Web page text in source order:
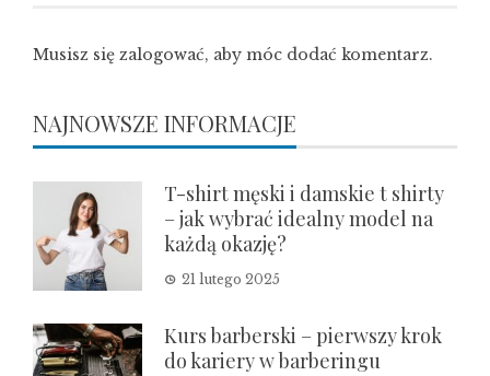
Musisz się zalogować, aby móc dodać komentarz.
NAJNOWSZE INFORMACJE
T-shirt męski i damskie t shirty
– jak wybrać idealny model na
każdą okazję?
21 lutego 2025
Kurs barberski – pierwszy krok
do kariery w barberingu